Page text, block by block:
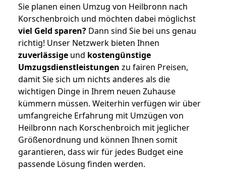
Sie planen einen Umzug von Heilbronn nach
Korschenbroich und möchten dabei möglichst
viel Geld sparen? Dann sind Sie bei uns genau
richtig! Unser Netzwerk bieten Ihnen
zuverlässige und kostengünstige
Umzugsdienstleistungen zu fairen Preisen,
damit Sie sich um nichts anderes als die
wichtigen Dinge in Ihrem neuen Zuhause
kümmern müssen. Weiterhin verfügen wir über
umfangreiche Erfahrung mit Umzügen von
Heilbronn nach Korschenbroich mit jeglicher
Größenordnung und können Ihnen somit
garantieren, dass wir für jedes Budget eine
passende Lösung finden werden.